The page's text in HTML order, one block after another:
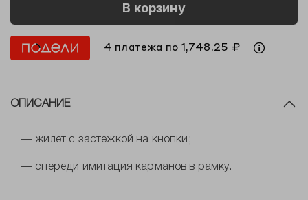
В корзину
4 платежа по 1,748.25 ₽
ОПИСАНИЕ
— жилет с застежкой на кнопки;
— спереди имитация карманов в рамку.